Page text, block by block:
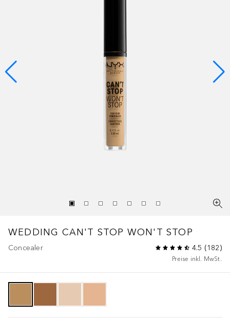
WEDDING CAN'T STOP WON'T STOP
Concealer 4.5 (182)
Preise inkl. MwSt.